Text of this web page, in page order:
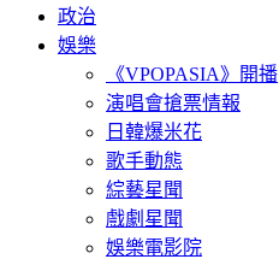
政治
娛樂
《VPOPASIA》開播
演唱會搶票情報
日韓爆米花
歌手動態
綜藝星聞
戲劇星聞
娛樂電影院